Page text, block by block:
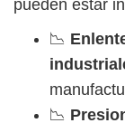
pueden estar
📉
📉